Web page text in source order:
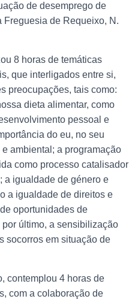
de desemprego de
Freguesia de Requeixo, N.
8 horas de temáticas
que interligados entre si,
preocupações, tais como:
dieta alimentar, como
pessoal e
do eu, no seu
ambiental; a programação
como processo catalisador
a igualdade de género e
a igualdade de direitos e
oportunidades de
último, a sensibilização
socorros em situação de
contemplou 4 horas de
com a colaboração de